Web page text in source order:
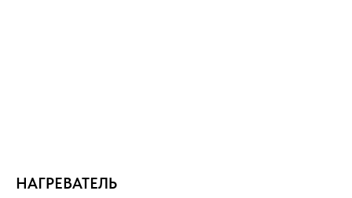
НАГРЕВАТЕЛЬ